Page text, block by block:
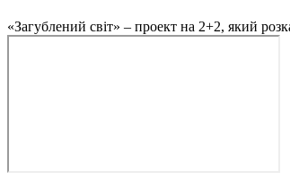
«Загублений світ» – проект на 2+2, який